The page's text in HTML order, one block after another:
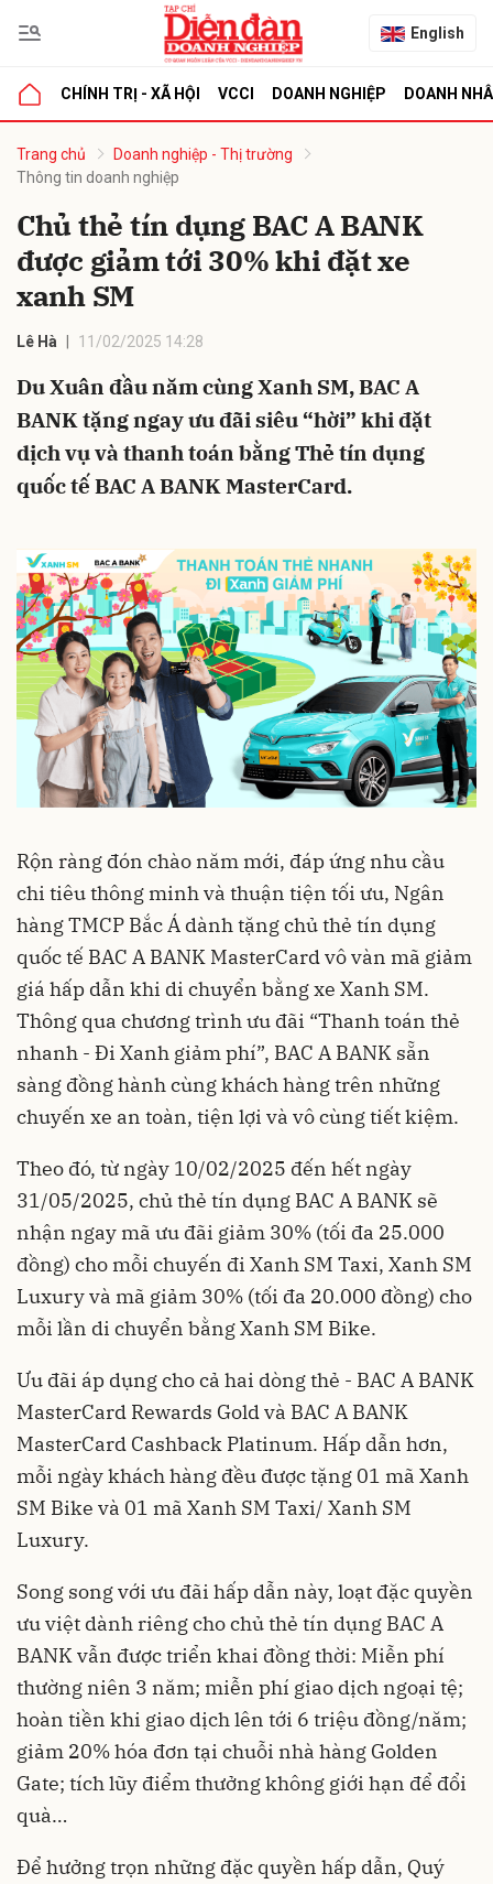
English
CHÍNH TRỊ - XÃ HỘI VCCI DOANH NGHIỆP DOANH
Trang chủ
Doanh nghiệp - Thị trường
Thông tin doanh nghiệp
Chủ thẻ tín dụng BAC A BANK
được giảm tới 30% khi đặt xe
xanh SM
Lê Hà 11/02/2025 14:28
Du Xuân đầu năm cùng Xanh SM, BAC A
BANK tặng ngay ưu đãi siêu “hời” khi đặt
dịch vụ và thanh toán bằng Thẻ tín dụng
quốc tế BAC A BANK MasterCard.
Rộn ràng đón chào năm mới, đáp ứng nhu cầu
chi tiêu thông minh và thuận tiện tối ưu, Ngân
hàng TMCP Bắc Á dành tặng chủ thẻ tín dụng
quốc tế BAC A BANK MasterCard vô vàn mã giảm
giá hấp dẫn khi di chuyển bằng xe Xanh SM.
Thông qua chương trình ưu đãi “Thanh toán thẻ
nhanh - Đi Xanh giảm phí”, BAC A BANK sẵn
sàng đồng hành cùng khách hàng trên những
chuyến xe an toàn, tiện lợi và vô cùng tiết kiệm.
Theo đó, từ ngày 10/02/2025 đến hết ngày
31/05/2025, chủ thẻ tín dụng BAC A BANK sẽ
nhận ngay mã ưu đãi giảm 30% (tối đa 25.000
đồng) cho mỗi chuyến đi Xanh SM Taxi, Xanh SM
Luxury và mã giảm 30% (tối đa 20.000 đồng) cho
mỗi lần di chuyển bằng Xanh SM Bike.
Ưu đãi áp dụng cho cả hai dòng thẻ - BAC A BANK
MasterCard Rewards Gold và BAC A BANK
MasterCard Cashback Platinum. Hấp dẫn hơn,
mỗi ngày khách hàng đều được tặng 01 mã Xanh
SM Bike và 01 mã Xanh SM Taxi/ Xanh SM
Luxury.
Song song với ưu đãi hấp dẫn này, loạt đặc quyền
ưu việt dành riêng cho chủ thẻ tín dụng BAC A
BANK vẫn được triển khai đồng thời: Miễn phí
thường niên 3 năm; miễn phí giao dịch ngoại tệ;
hoàn tiền khi giao dịch lên tới 6 triệu đồng/năm;
giảm 20% hóa đơn tại chuỗi nhà hàng Golden
Gate; tích lũy điểm thưởng không giới hạn để đổi
quà…
Để hưởng trọn những đặc quyền hấp dẫn, Quý
luận